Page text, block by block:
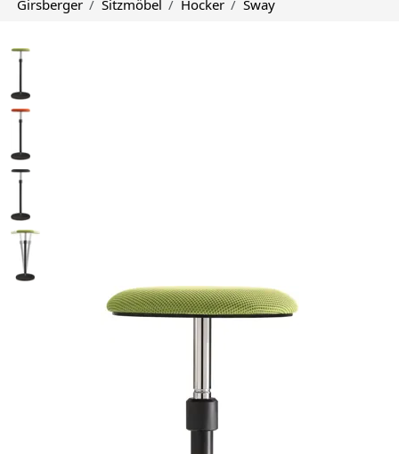
Girsberger
Sitzmöbel Hocker Sway